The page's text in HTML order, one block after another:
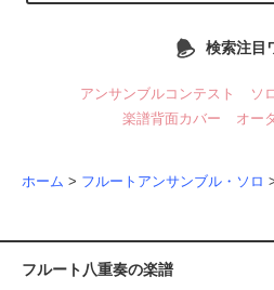
検索注目
アンサンブルコンテスト ソ
楽譜背面カバー
オー
ホーム > フルートアンサンブル・ソロ
フルート八重奏の楽譜